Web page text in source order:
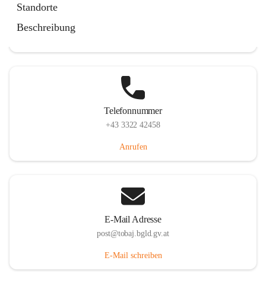
Standorte
Beschreibung
Telefonnummer
+43 3322 42458
Anrufen
E-Mail Adresse
post@tobaj.bgld.gv.at
E-Mail schreiben